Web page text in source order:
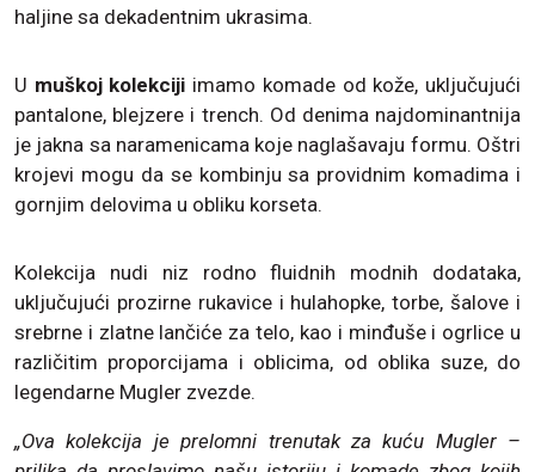
haljine sa dekadentnim ukrasima.
U muškoj kolekciji imamo komade od kože, uključujući
pantalone, blejzere i trench. Od denima najdominantnija
je jakna sa naramenicama koje naglašavaju formu. Oštri
krojevi mogu da se kombinju sa providnim komadima i
gornjim delovima u obliku korseta.
Kolekcija nudi niz rodno fluidnih modnih dodataka,
uključujući prozirne rukavice i hulahopke, torbe, šalove i
srebrne i zlatne lančiće za telo, kao i minđuše i ogrlice u
različitim proporcijama i oblicima, od oblika suze, do
legendarne Mugler zvezde.
„Ova kolekcija je prelomni trenutak za kuću Mugler –